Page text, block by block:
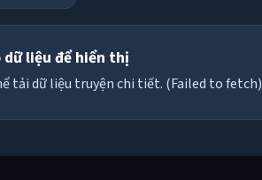
dữ liệu để hiển thị
tải dữ liệu truyện chi tiết. (Failed to fetch)